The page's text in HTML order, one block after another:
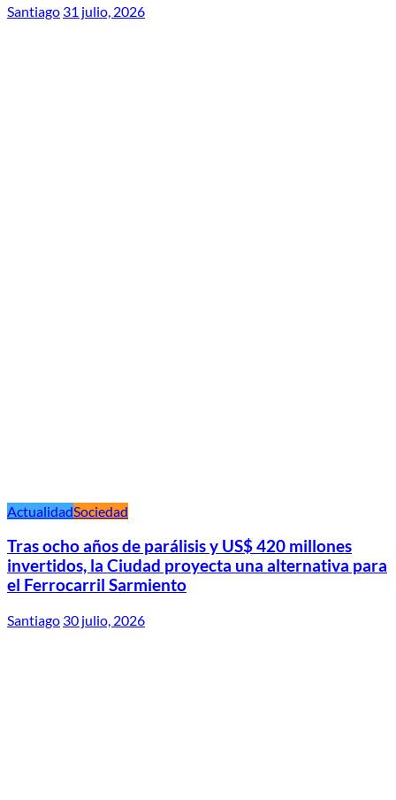
Santiago 31 julio, 2026
ActualidadSociedad
Tras ocho años de parálisis y US$ 420 millones
invertidos, la Ciudad proyecta una alternativa para
el Ferrocarril Sarmiento
Santiago 30 julio, 2026